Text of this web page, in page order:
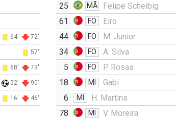
64' 72'
57'
68' 73'
52' 90'
16' 46'
25 MÅ
Felipe Scheibig
61
FO Eiro
44 FO M. Junior
34 FO A. Silva
5 FO P. Rosas
18 MI Gabi
6 MI H. Martins
78 MI V. Moreira